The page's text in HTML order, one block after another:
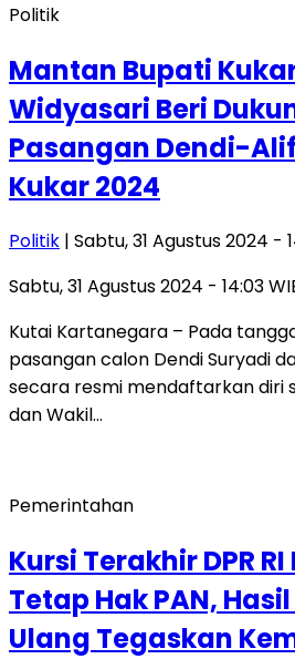
Politik
Mantan Bupati
Widyasari Beri
Pasangan Dendi-
Kukar 2024
Politik | Sabtu, 31 Agustus 2024 -
Sabtu, 31 Agustus 2024 - 14:03
Kutai Kartanegara – Pada
pasangan calon Dendi Suryadi
secara resmi mendaftarkan diri
dan Wakil…
Pemerintahan
Kursi Terakhir DPR
Tetap Hak PAN,
Ulang Tegaskan